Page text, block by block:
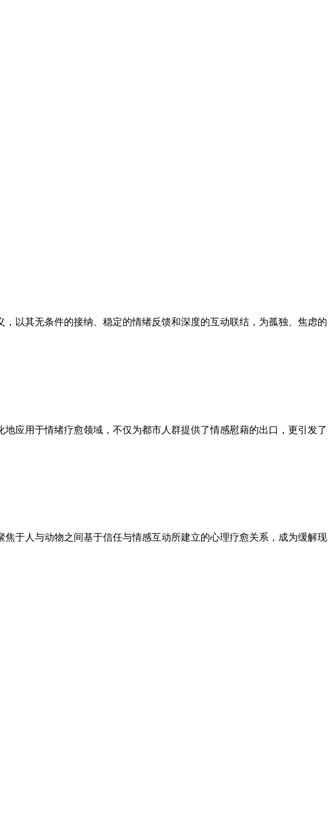
以其无条件的接纳、稳定的情绪反馈和深度的互动联结，为孤独、焦虑的
应用于情绪疗愈领域，不仅为都市人群提供了情感慰藉的出口，更引发了
于人与动物之间基于信任与情感互动所建立的心理疗愈关系，成为缓解现